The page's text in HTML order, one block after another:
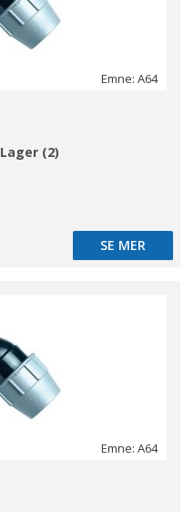
Emne: A64
Lager (2)
SE MER
SE MER
Emne: A64